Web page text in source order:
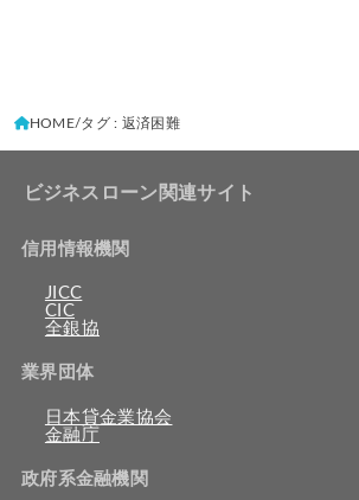
HOME タグ : 返済困難
ビジネスローン関連サイト
信用情報機関
JICC
CIC
全銀協
業界団体
日本貸金業協会
金融庁
政府系金融機関